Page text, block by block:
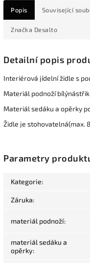
Popis Související
Značka Desalto
Detailní popis
Interiérová jídelní židle s
Materiál podnoží bílýnástřik
Materiál sedáku a opěrky
Židle je stohovatelná(max.
Parametry
Kategorie:
Záruka:
materiál podnoží:
materiál sedáku a
opěrky: